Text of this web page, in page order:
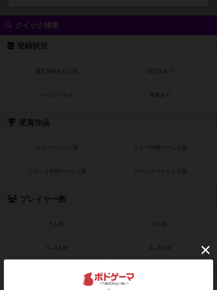
クイック検索
登録状況
最近登録された順 紹介文あり
レビューあり 画像あり
受賞作品
ドイツゲーム大賞 ドイツ年間ゲーム大賞
フランス年間ゲーム大賞 ゲームマーケット大賞
プレイヤー数
1人用 2人用
3～4人用 4～8人用